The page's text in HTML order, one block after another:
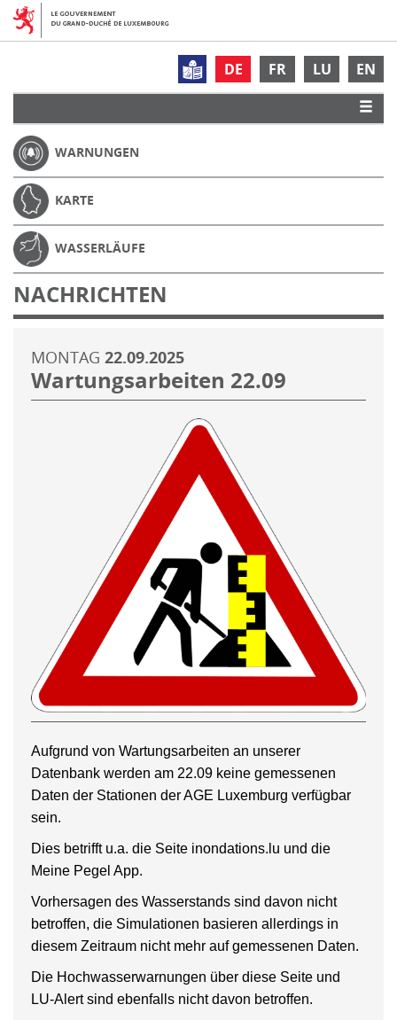
DE FR LU EN
WARNUNGEN
KARTE
WASSERLÄUFE
NACHRICHTEN
MONTAG 22.09.2025
Wartungsarbeiten 22.09
Aufgrund von Wartungsarbeiten an unserer
Datenbank werden am 22.09 keine gemessenen
Daten der Stationen der AGE Luxemburg verfügbar
sein.
Dies betrifft u.a. die Seite inondations.lu und die
Meine Pegel App.
Vorhersagen des Wasserstands sind davon nicht
betroffen, die Simulationen basieren allerdings in
diesem Zeitraum nicht mehr auf gemessenen Daten.
Die Hochwasserwarnungen über diese Seite und
LU-Alert sind ebenfalls nicht davon betroffen.